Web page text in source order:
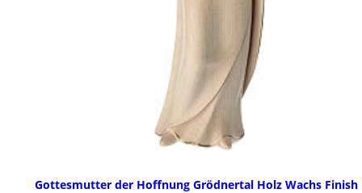
Gottesmutter der Hoffnung Grödnertal Holz Wachs Finish